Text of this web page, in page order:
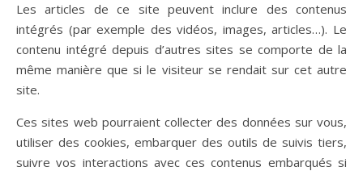
Les articles de ce site peuvent inclure des contenus
intégrés (par exemple des vidéos, images, articles…). Le
contenu intégré depuis d’autres sites se comporte de la
même manière que si le visiteur se rendait sur cet autre
site.
Ces sites web pourraient collecter des données sur vous,
utiliser des cookies, embarquer des outils de suivis tiers,
suivre vos interactions avec ces contenus embarqués si